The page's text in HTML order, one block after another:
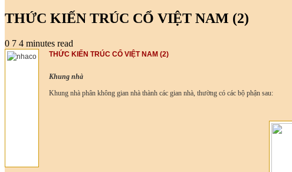
THỨC KIẾN TRÚC CỔ VIỆT NAM (2)
0 7 4 minutes read
THỨC KIẾN TRÚC CỔ VIỆT NAM (2)
Khung nhà
Khung nhà phân không gian nhà thành các gian nhà, thường có các bộ phận sau: